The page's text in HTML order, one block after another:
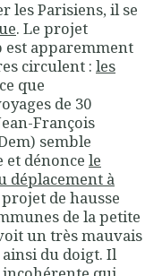
les Parisiens, il se
. Le projet
est apparemment
circulent : les
que
de 30
François
semble
et dénonce le
déplacement à
de hausse
de la petite
un très mauvais
du doigt. Il